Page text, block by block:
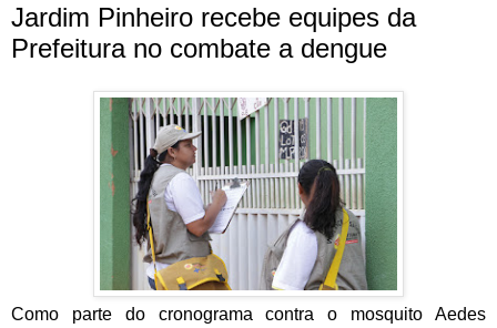
Jardim Pinheiro recebe equipes da
Prefeitura no combate a dengue
Como parte do cronograma contra o mosquito Aedes